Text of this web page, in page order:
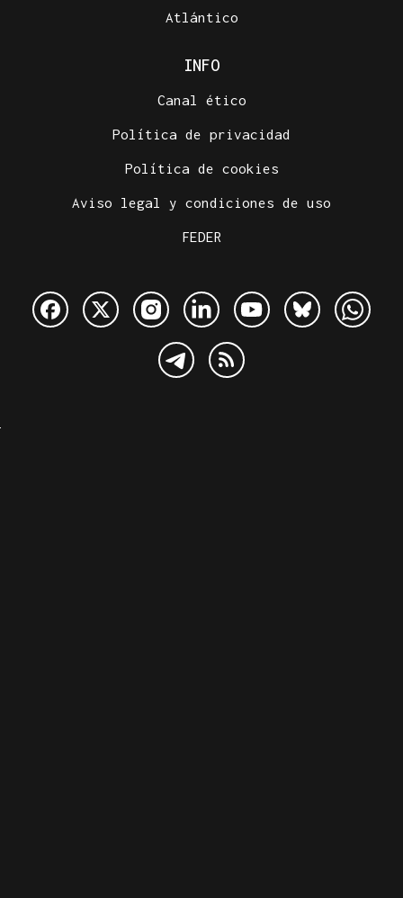
Atlántico
INFO
Canal ético
Política de privacidad
Política de cookies
Aviso legal y condiciones de uso
FEDER